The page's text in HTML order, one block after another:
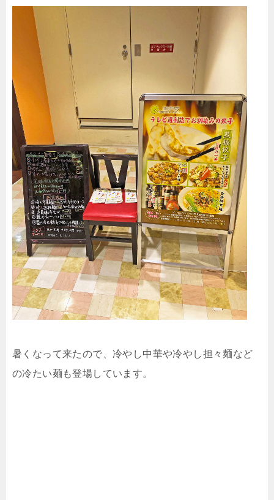
暑くなって来たので、冷やし中華や冷やし担々麺など
の冷たい麺も登場しています。